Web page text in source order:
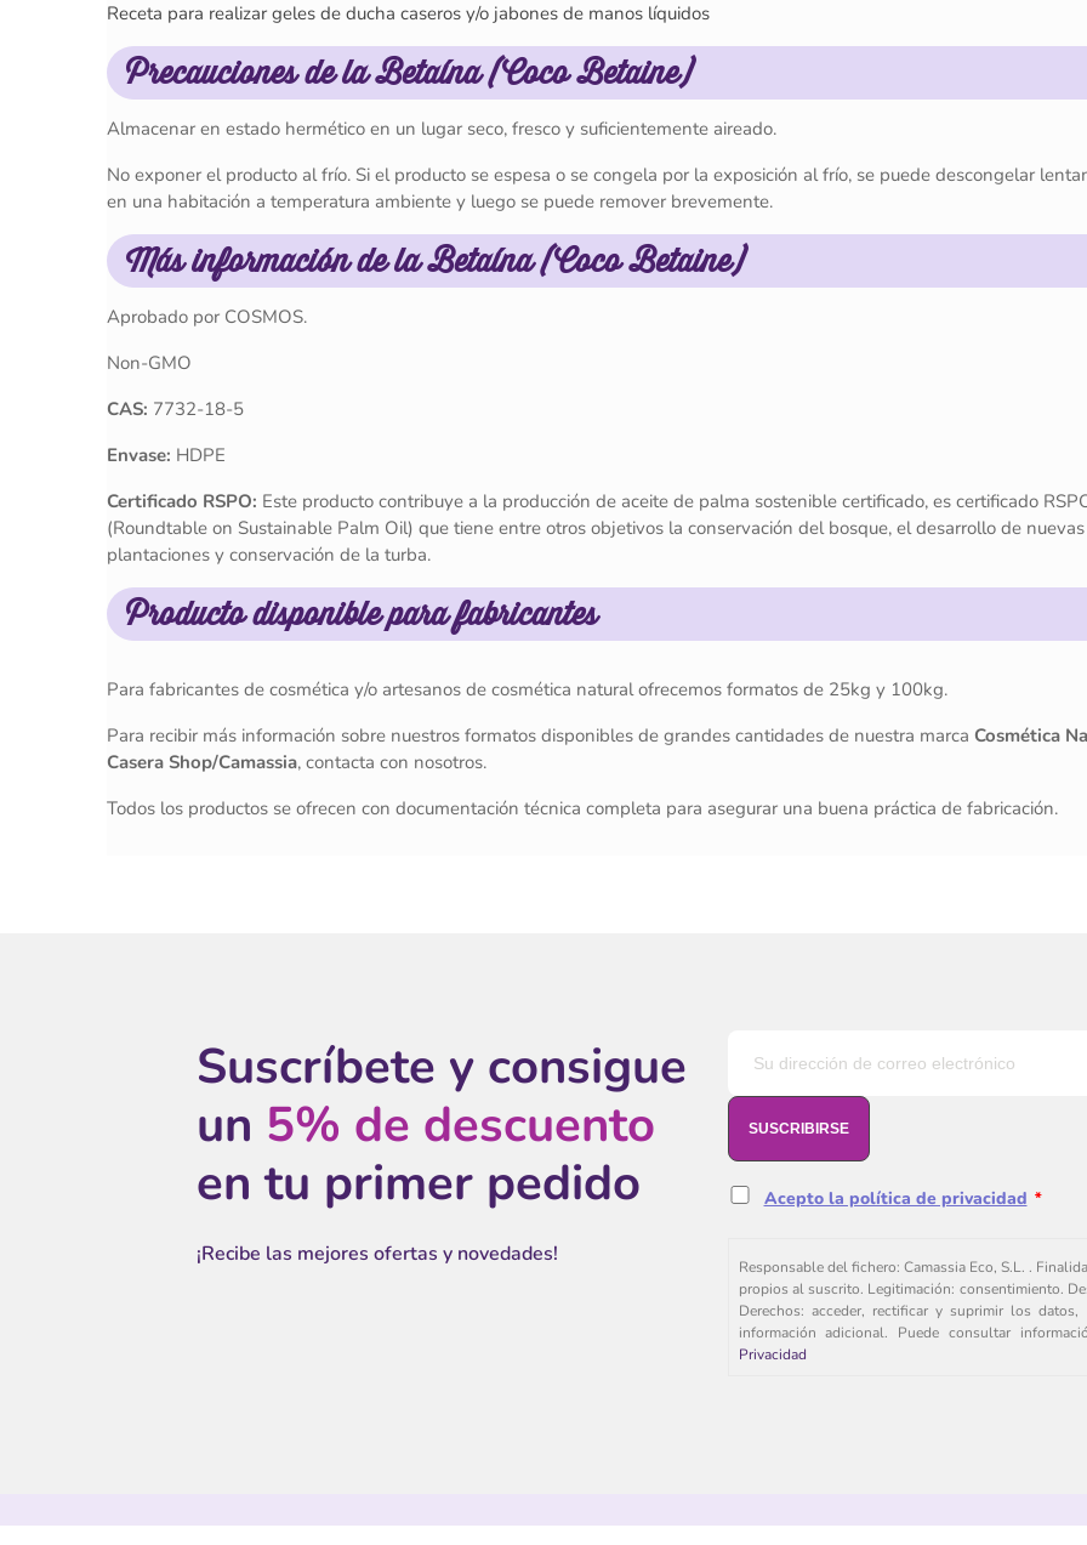
Receta para realizar geles de ducha caseros y/o jabones de manos líquidos
Precauciones de la Betaína (Coco Betaine)
Almacenar en estado hermético en un lugar seco, fresco y suficientemente aireado.
No exponer el producto al frío. Si el producto se espesa o se congela por la exposición al frío, se puede descongelar
en una habitación a temperatura ambiente y luego se puede remover brevemente.
Más información de la Betaína (Coco Betaine)
Aprobado por COSMOS.
Non-GMO
CAS: 7732-18-5
Envase: HDPE
Certificado RSPO: Este producto contribuye a la producción de aceite de palma sostenible certificado, es certificado
(Roundtable on Sustainable Palm Oil) que tiene entre otros objetivos la conservación del bosque, el desarrollo de nuevas
plantaciones y conservación de la turba.
Producto disponible para fabricantes
Para fabricantes de cosmética y/o artesanos de cosmética natural ofrecemos formatos de 25kg y 100kg.
Para recibir más información sobre nuestros formatos disponibles de grandes cantidades de nuestra marca Cosmética
Casera Shop/Camassia, contacta con nosotros.
Todos los productos se ofrecen con documentación técnica completa para asegurar una buena práctica de fabricación.
Suscríbete y consigue
un 5% de descuento
en tu primer pedido
¡Recibe las mejores ofertas y novedades!
Acepto la política de privacidad *
Responsable del fichero: Camassia Eco, S.L. .
propios al suscrito. Legitimación: consentimiento.
Derechos: acceder, rectificar y suprimir los
información adicional. Puede consultar
Privacidad